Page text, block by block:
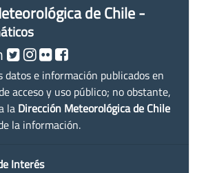
de Chile -
datos e información publicados en
acceso y uso público; no obstante,
la Dirección Meteorológica de Chile
la información.
Interés